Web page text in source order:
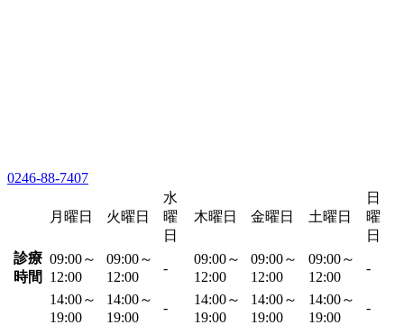
0246-88-7407
月曜日 火曜日
水
曜
日
木曜日 金曜日 土曜日
日
曜
日
診療
時間
09:00～
12:00
09:00～
12:00
-
09:00～
12:00
09:00～
12:00
09:00～
12:00
-
14:00～
19:00
14:00～
19:00
-
14:00～
19:00
14:00～
19:00
14:00～
19:00
-